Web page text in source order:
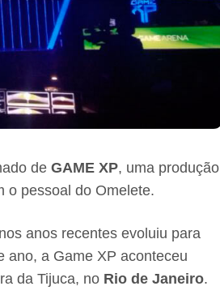
de GAME XP, uma produção
o pessoal do Omelete.
anos recentes evoluiu para
ano, a Game XP aconteceu
da Tijuca, no Rio de Janeiro.